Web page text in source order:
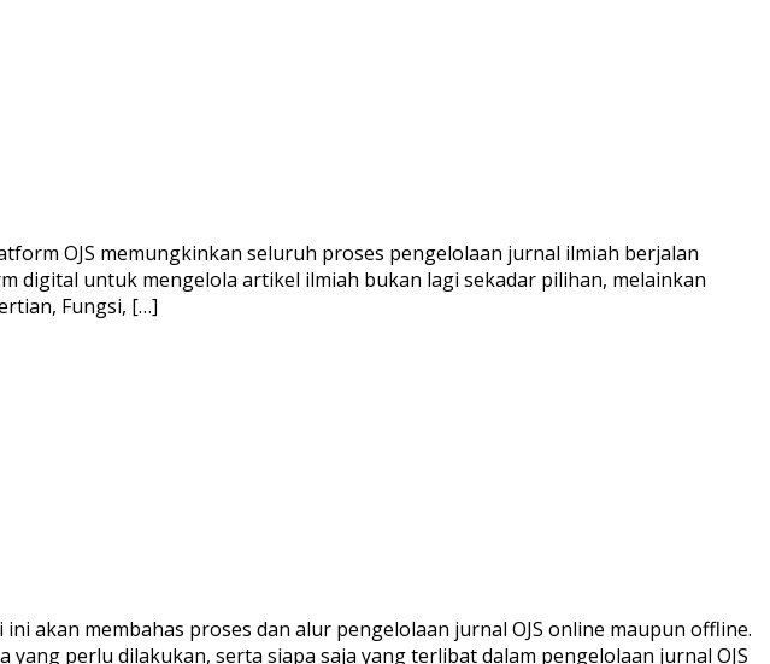
OJS memungkinkan seluruh proses pengelolaan jurnal ilmiah berjalan
digital untuk mengelola artikel ilmiah bukan lagi sekadar pilihan, melainkan
Fungsi, […]
akan membahas proses dan alur pengelolaan jurnal OJS online maupun offline.
perlu dilakukan, serta siapa saja yang terlibat dalam pengelolaan jurnal OJS